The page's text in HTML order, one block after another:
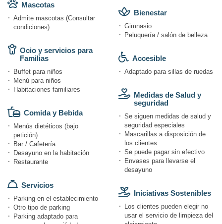
Mascotas
Admite mascotas (Consultar
condiciones)
Ocio y servicios para
Familias
Buffet para niños
Menú para niños
Habitaciones familiares
Comida y Bebida
Menús dietéticos (bajo
petición)
Bar / Cafetería
Desayuno en la habitación
Restaurante
Servicios
Parking en el establecimiento
Otro tipo de parking
Parking adaptado para
Bienestar
Gimnasio
Peluquería / salón de belleza
Accesible
Adaptado para sillas de ruedas
Medidas de Salud y
seguridad
Se siguen medidas de salud y
seguridad especiales
Mascarillas a disposición de
los clientes
Se puede pagar sin efectivo
Envases para llevarse el
desayuno
Iniciativas Sostenibles
Los clientes pueden elegir no
usar el servicio de limpieza del